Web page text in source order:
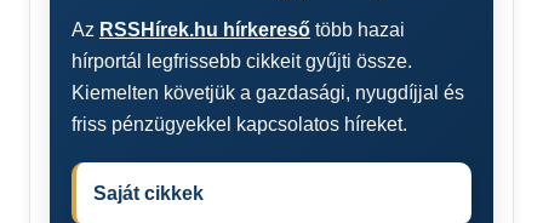
Az RSSHírek.hu hírkereső több hazai
hírportál legfrissebb cikkeit gyűjti össze.
Kiemelten követjük a gazdasági, nyugdíjjal és
friss pénzügyekkel kapcsolatos híreket.
Saját cikkek